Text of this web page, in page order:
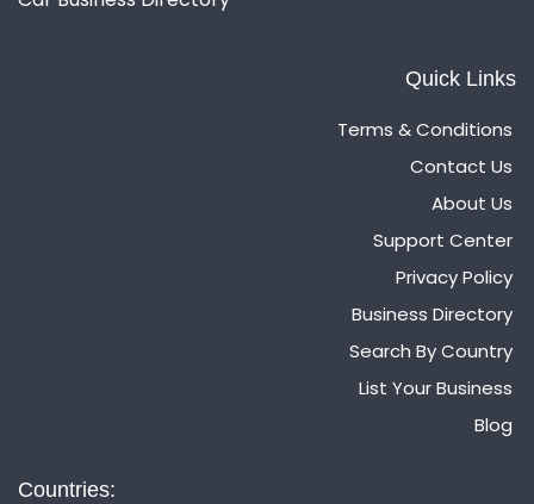
Quick Links
Terms & Conditions
Contact Us
About Us
Support Center
Privacy Policy
Business Directory
Search By Country
List Your Business
Blog
Countries: